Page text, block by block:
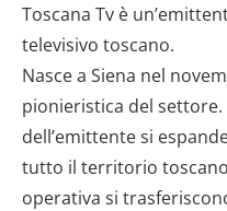
Toscana Tv è
televisivo toscano.
Nasce a Siena nel
pionieristica del settore.
dell’emittente si
tutto il territorio
operativa si